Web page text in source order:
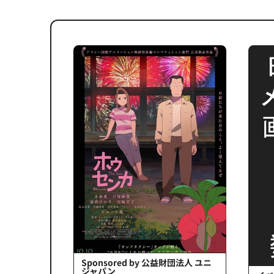
Sponsored by 公益財団法人 ユニ
ジャパン